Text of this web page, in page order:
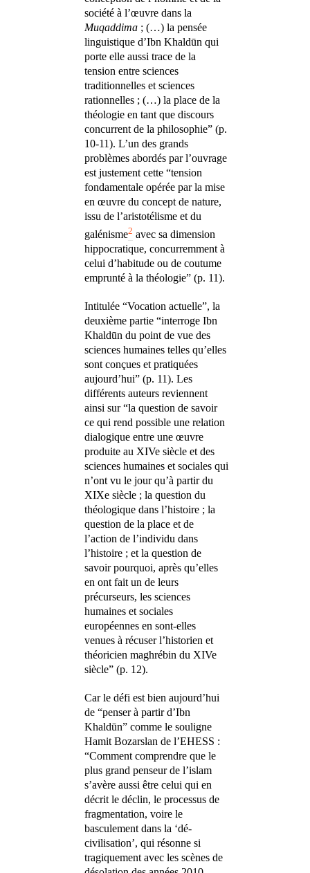
société à l’œuvre dans la
Muqaddima ; (…) la pensée
linguistique d’Ibn Khaldūn qui
porte elle aussi trace de la
tension entre sciences
traditionnelles et sciences
rationnelles ; (…) la place de la
théologie en tant que discours
concurrent de la philosophie” (p.
10-11). L’un des grands
problèmes abordés par l’ouvrage
est justement cette “tension
fondamentale opérée par la mise
en œuvre du concept de nature,
issu de l’aristotélisme et du
galénisme2 avec sa dimension
hippocratique, concurremment à
celui d’habitude ou de coutume
emprunté à la théologie” (p. 11).
Intitulée “Vocation actuelle”, la
deuxième partie “interroge Ibn
Khaldūn du point de vue des
sciences humaines telles qu’elles
sont conçues et pratiquées
aujourd’hui” (p. 11). Les
différents auteurs reviennent
ainsi sur “la question de savoir
ce qui rend possible une relation
dialogique entre une œuvre
produite au XIVe siècle et des
sciences humaines et sociales qui
n’ont vu le jour qu’à partir du
XIXe siècle ; la question du
théologique dans l’histoire ; la
question de la place et de
l’action de l’individu dans
l’histoire ; et la question de
savoir pourquoi, après qu’elles
en ont fait un de leurs
précurseurs, les sciences
humaines et sociales
européennes en sont-elles
venues à récuser l’historien et
théoricien maghrébin du XIVe
siècle” (p. 12).
Car le défi est bien aujourd’hui
de “penser à partir d’Ibn
Khaldūn” comme le souligne
Hamit Bozarslan de l’EHESS :
“Comment comprendre que le
plus grand penseur de l’islam
s’avère aussi être celui qui en
décrit le déclin, le processus de
fragmentation, voire le
basculement dans la ‘dé-
civilisation’, qui résonne si
tragiquement avec les scènes de